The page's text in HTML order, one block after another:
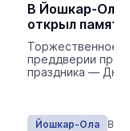
В Йошкар-Оле
открыл
Торжественное
преддверии
праздника — Дня
Йошкар-Ола